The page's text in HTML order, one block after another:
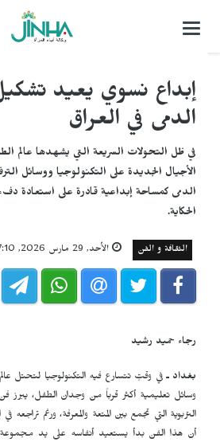
التحكم
إبداع نسوي يعيد
الدمى في العراق
في ظل التحولات السريعة التي يشهدها عالم
الأجيال الجديدة على التكنولوجيا ووسائل
الدمى كمساحة إبداعية قادرة على استعادة
الحكاية.
الثقافة و الفن الأحد, 29 مارس 2026, 07:10
رجاء حميد رشيد
بغداد ـ في وقتٍ تتسارع فيه التكنولوجيا لتحتل عالم
وسائل تعليمية أكثر قرباً من وجدان الطفل، يبرز
التربوية التي تجمع بين المتعة والمعرفة، ورغم تراجعه
أن هذا الفن بدأ يستعيد أنفاسه على يد مجموعة